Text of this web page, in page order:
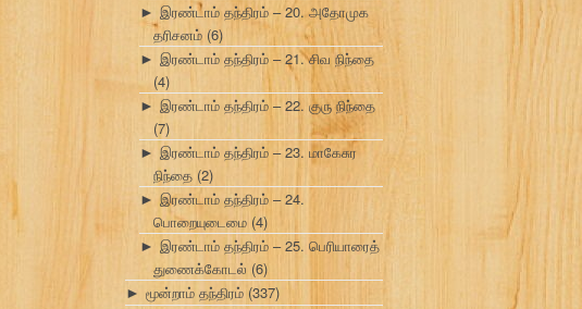
► இரண்டாம் தந்திரம் – 20. அதோமுக
தரிசனம் (6)
► இரண்டாம் தந்திரம் – 21. சிவ நிந்தை
(4)
► இரண்டாம் தந்திரம் – 22. குரு நிந்தை
(7)
► இரண்டாம் தந்திரம் – 23. மாகேசுர
நிந்தை (2)
► இரண்டாம் தந்திரம் – 24.
பொறையுடைமை (4)
► இரண்டாம் தந்திரம் – 25. பெரியாரைத்
துணைக்கோடல் (6)
► மூன்றாம் தந்திரம் (337)